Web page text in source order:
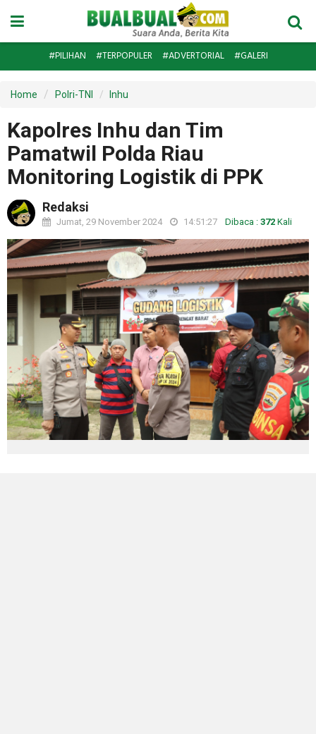
#PILIHAN #TERPOPULER #ADVERTORIAL #GALERI
Home Polri-TNI Inhu
Kapolres Inhu dan Tim
Pamatwil Polda Riau
Monitoring Logistik di PPK
Redaksi
Jumat, 29 November 2024 14:51:27 Dibaca : 372 Kali